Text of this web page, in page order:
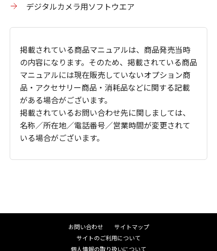
デジタルカメラ用ソフトウエア
掲載されている商品マニュアルは、商品発売当時
の内容になります。そのため、掲載されている商品
マニュアルには現在販売していないオプション商
品・アクセサリー商品・消耗品などに関する記載
がある場合がございます。
掲載されているお問い合わせ先に関しましては、
名称／所在地／電話番号／営業時間が変更されて
いる場合がございます。
お問い合わせ
サイトマップ
サイトのご利用について
個人情報の取り扱いについて